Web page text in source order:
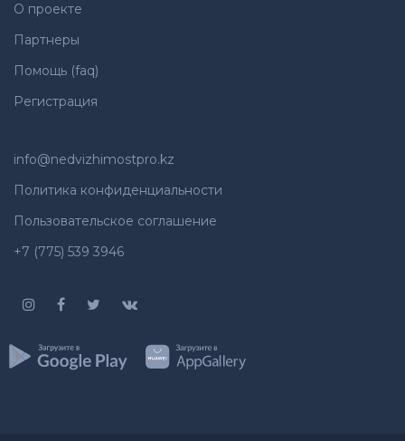
О проекте
Партнеры
Помощь (faq)
Регистрация
info@nedvizhimostpro.kz
Политика конфиденциальности
Пользовательское соглашение
+7 (775) 539 3946